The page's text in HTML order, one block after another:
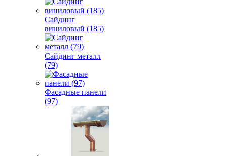
Сайдинг
виниловый (185)
Сайдинг металл
(79)
Фасадные панели
(97)